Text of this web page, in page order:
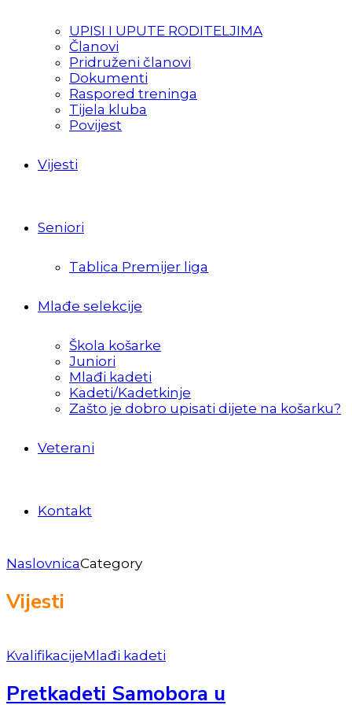
UPISI I UPUTE RODITELJIMA
Članovi
Pridruženi članovi
Dokumenti
Raspored treninga
Tijela kluba
Povijest
Vijesti
Seniori
Tablica Premijer liga
Mlađe selekcije
Škola košarke
Juniori
Mlađi kadeti
Kadeti/Kadetkinje
Zašto je dobro upisati dijete na košarku?
Veterani
Kontakt
NaslovnicaCategory
Vijesti
KvalifikacijeMlađi kadeti
Pretkadeti Samobora u